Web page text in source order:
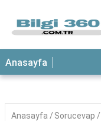
ANASAYFA
Anasayfa
Anasayfa Sorucevap